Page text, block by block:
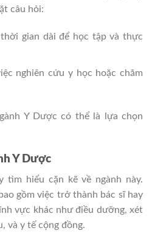
câu hỏi:
thời gian dài để học tập và thực
nghiên cứu y học hoặc chăm
Y Dược có thể là lựa chọn
Y Dược
tìm hiểu cặn kẽ về ngành này.
gồm việc trở thành bác sĩ hay
vực khác như điều dưỡng, xét
và y tế cộng đồng.